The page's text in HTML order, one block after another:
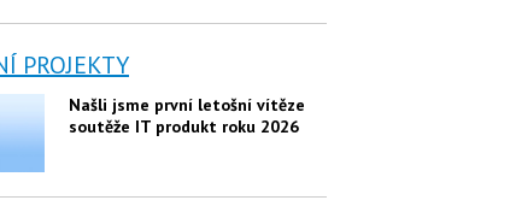
PROJEKTY
Našli jsme první letošní vítěze
soutěže IT produkt roku 2026